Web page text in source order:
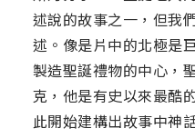
述說的故事之一，但我
述。像是片中的北極是
製造聖誕禮物的中心，
克，他是有史以來最酷
此開始建構出故事中神